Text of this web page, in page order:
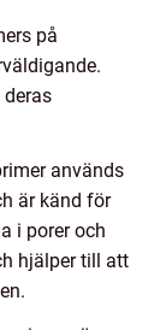
på
används
är känd för
i porer och
hjälper till att